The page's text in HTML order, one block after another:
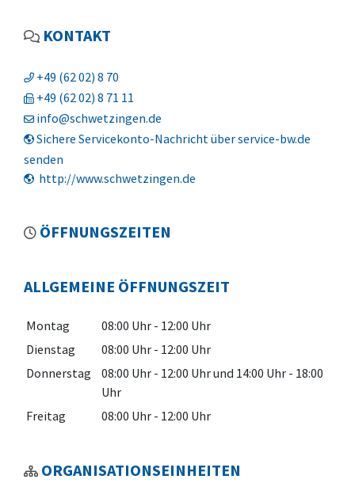
KONTAKT
+49 (6202) 8 70
+49 (6202) 8 71 11
info@schwetzingen.de
Sichere Servicekonto-Nachricht über service-bw.de
senden
http://www.schwetzingen.de
ÖFFNUNGSZEITEN
ALLGEMEINE ÖFFNUNGSZEIT
Montag 08:00 Uhr - 12:00 Uhr
Dienstag
08:00 Uhr - 12:00 Uhr
Donnerstag
08:00 Uhr - 12:00 Uhrund 14:00 Uhr - 18:00
Uhr
Freitag
08:00 Uhr - 12:00 Uhr
ORGANISATIONSEINHEITEN